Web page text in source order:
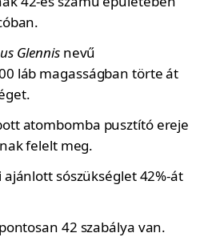
Glennisnevű
láb magasságban törte át
atombomba pusztító ereje
felelt meg.
ajánlott sószükséglet 42%-át
42 szabálya van.